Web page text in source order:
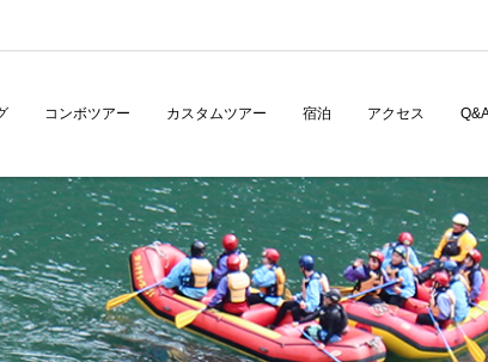
コンボツアー カスタムツアー 宿泊 アクセス